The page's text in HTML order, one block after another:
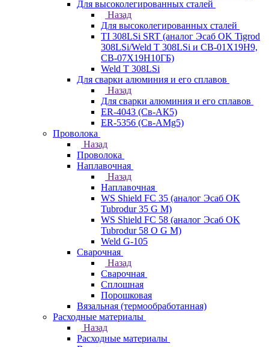
Для высоколегированных сталей
Назад
Для высоколегированных сталей
TI 308LSi SRT (аналог Эсаб OK Tigrod
308LSi/Weld T 308LSi и СВ-01Х19Н9,
СВ-07Х19Н10ГБ)
Weld T 308LSi
Для сварки алюминия и его сплавов
Назад
Для сварки алюминия и его сплавов
ER-4043 (Св-АК5)
ER-5356 (Св-АМg5)
Проволока
Назад
Проволока
Наплавочная
Назад
Наплавочная
WS Shield FC 35 (аналог Эсаб OK
Tubrodur 35 G M)
WS Shield FC 58 (аналог Эсаб OK
Tubrodur 58 O G M)
Weld G-105
Сварочная
Назад
Сварочная
Сплошная
Порошковая
Вязальная (термообработанная)
Расходные материалы
Назад
Расходные материалы